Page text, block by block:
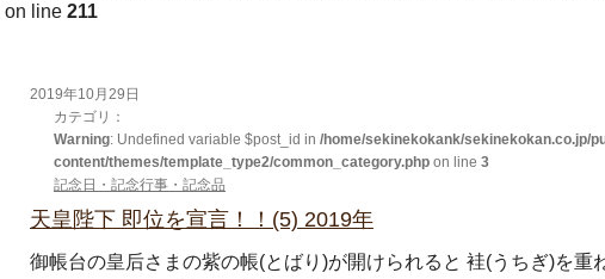
on line 211
2019年10月29日
カテゴリ：
Warning: Undefined variable $post_id in /home/sekinekokank/sekinekokan.co.jp/
content/themes/template_type2/common_category.php on line 3
記念日・記念行事・記念品
天皇陛下 即位を宣言！！(5) 2019年
御帳台の皇后さまの紫の帳(とばり)が開けられると 袿(うちぎ)を重